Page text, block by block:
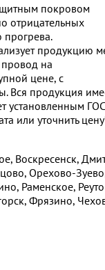
покровом
отрицательных
прогрева.
продукцию
на
цене, с
Вся продукция
установленным
или уточнить
Воскресенск,
Орехово-
Раменское,
Фрязино,